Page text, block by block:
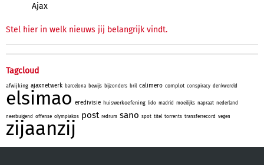
Ajax
Stel hier in welk nieuws jij belangrijk vindt.
Tagcloud
afwijking ajaxnetwerk barcelona bewijs bijzonders bril calimero complot conspiracy denkwereld
elsimao eredivisie huiswerkoefening lido madrid moeilijks napraat nederland
neerbuigend offense olympiakos post redrum sano spot titel torrents transferrecord vegen
zijaanzij